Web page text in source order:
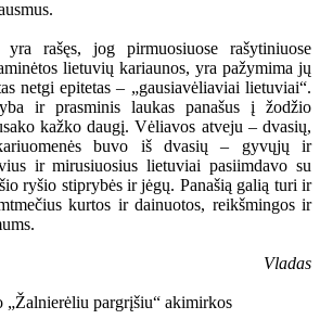
rašęs, jog pirmuosiuose rašytiniuose
lietuvių kariaunos, yra pažymima jų
netgi epitetas – „gausiavėliaviai lietuviai“.
ir prasminis laukas panašus į žodžio
kažko daugį. Vėliavos atveju – dvasių,
buvo iš dvasių – gyvųjų ir
ir mirusiuosius lietuviai pasiimdavo su
ryšio stiprybės ir jėgų. Panašią galią turi ir
kurtos ir dainuotos, reikšmingos ir
Vladas